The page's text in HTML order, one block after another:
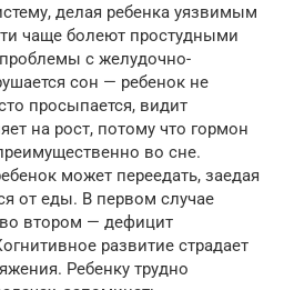
делая ребенка уязвимым
чаще болеют простудными
с желудочно-
сон — ребенок не
просыпается, видит
на рост, потому что гормон
во сне.
может переедать, заедая
от еды. В первом случае
втором — дефицит
развитие страдает
Ребенку трудно